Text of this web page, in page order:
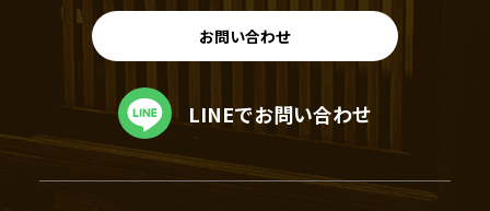
お問い合わせ
LINEでお問い合わせ